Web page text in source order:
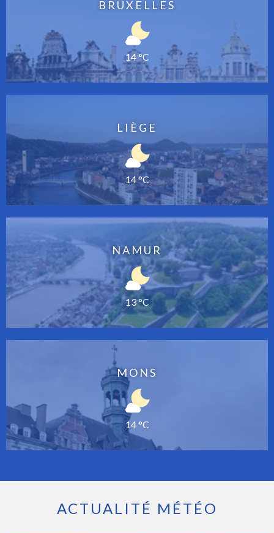
BRUXELLES
14 °C
LIÈGE
14 °C
NAMUR
13 °C
MONS
14 °C
ACTUALITÉ MÉTÉO